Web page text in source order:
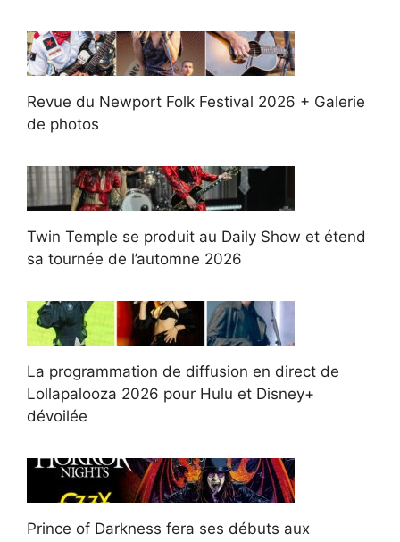
Revue du Newport Folk Festival 2026 + Galerie
de photos
Twin Temple se produit au Daily Show et étend
sa tournée de l’automne 2026
La programmation de diffusion en direct de
Lollapalooza 2026 pour Hulu et Disney+
dévoilée
Prince of Darkness fera ses débuts aux